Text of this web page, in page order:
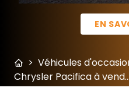
EN
> Véhicules
Chrysler Pacifica à vendre à Ste-Foy